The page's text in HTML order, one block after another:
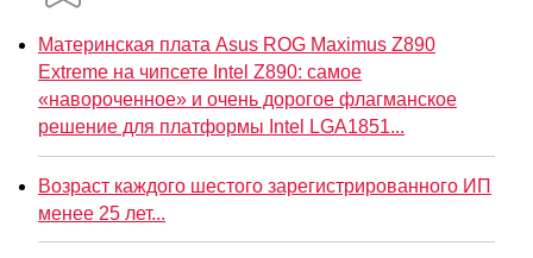
Материнская плата Asus ROG Maximus Z890
Extreme на чипсете Intel Z890: самое
«навороченное» и очень дорогое флагманское
решение для платформы Intel LGA1851...
Возраст каждого шестого зарегистрированного ИП
менее 25 лет...